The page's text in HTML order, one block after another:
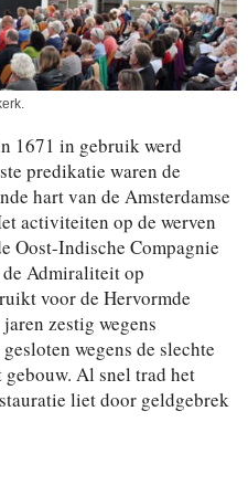
1671 in gebruik werd
predikatie waren de
hart van de Amsterdamse
activiteiten op de werven
Oost-Indische Compagnie
Admiraliteit op
voor de Hervormde
zestig wegens
wegens de slechte
Al snel trad het
liet door geldgebrek